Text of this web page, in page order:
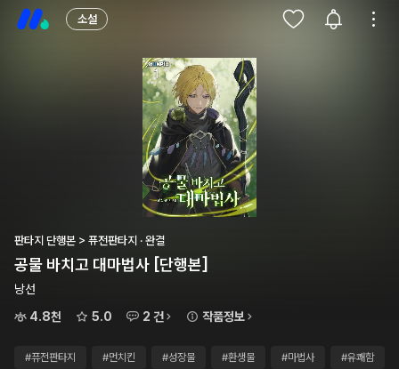
소설
판타지 단행본 > 퓨전판타지 · 완결
공물 바치고 대마법사 [단행본]
낭선
4.8천
5.0 2 건 작품정보
#퓨전판타지 #먼치킨 #성장물 #환생물 #마법사 #유쾌함